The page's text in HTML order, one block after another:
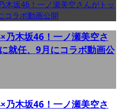
乃木坂46！一ノ瀬美空さ
就任、9月にコラボ動画公
乃木坂46！一ノ瀬美空さ